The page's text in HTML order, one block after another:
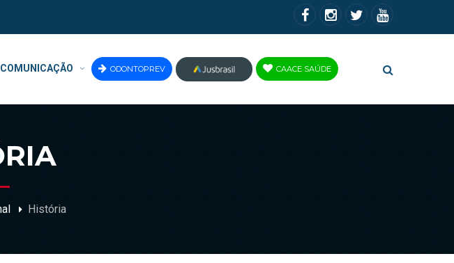
COMUNICAÇÃO ODONTOPREV
JUS
CAACE SAÚDE
História